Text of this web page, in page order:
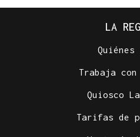
LA
Quiénes
Trabaja
Quiosco
Tarifas de